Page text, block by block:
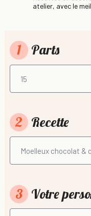
atelier, avec le
1 Parts
2 Recette
3 Votre